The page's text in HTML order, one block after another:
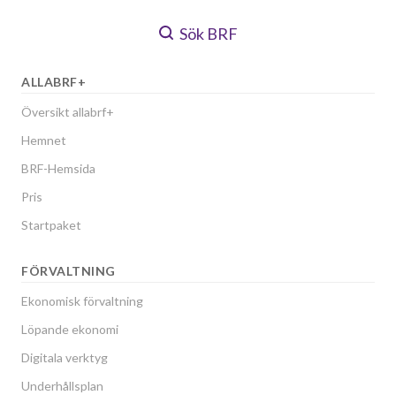
Sök BRF
ALLABRF+
Översikt allabrf+
Hemnet
BRF-Hemsida
Pris
Startpaket
FÖRVALTNING
Ekonomisk förvaltning
Löpande ekonomi
Digitala verktyg
Underhållsplan